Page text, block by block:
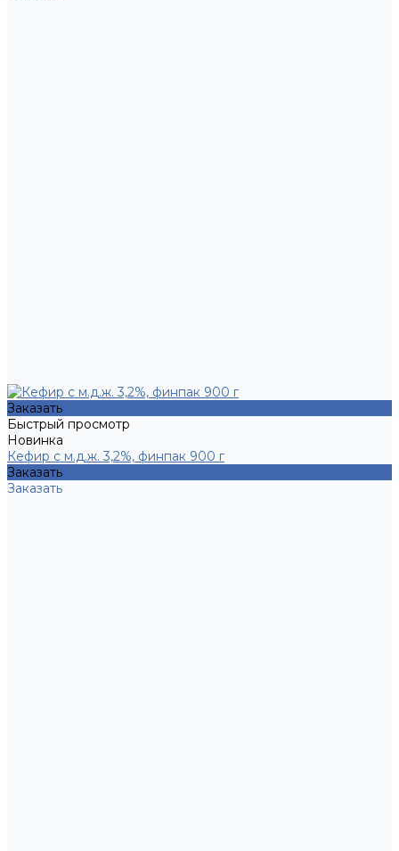
Заказать
Быстрый просмотр
Новинка
Кефир с м.д.ж. 3,2%, финпак 900 г
Заказать
Заказать